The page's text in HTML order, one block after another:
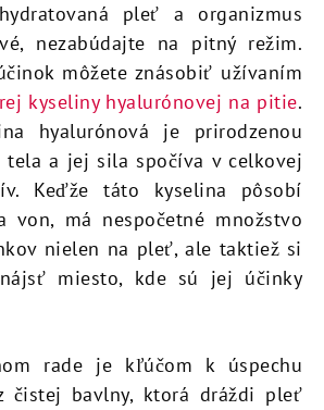
pleť a organizmus
nezabúdajte na pitný režim.
môžete znásobiť užívaním
kyseliny hyalurónovej na pitie.
hyalurónová je prirodzenou
tela a jej sila spočíva v celkovej
Keďže táto kyselina pôsobí
von, má nespočetné množstvo
nielen na pleť, ale taktiež si
miesto, kde sú jej účinky
rade je kľúčom k úspechu
čistej bavlny, ktorá dráždi pleť